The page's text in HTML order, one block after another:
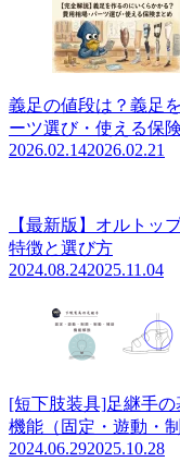
義足の値段は？義足
ーツ選び・使える保
2026.02.142026.02.21
【最新版】オルトッ
特徴と選び方
2024.08.242025.11.04
[短下肢装具]足継手
機能（固定・遊動・
2024.06.292025.10.28